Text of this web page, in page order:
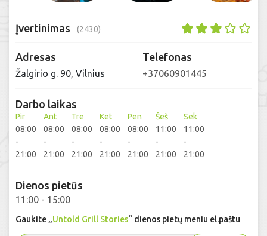
Įvertinimas (2430)
Adresas
Žalgirio g. 90, Vilnius
Telefonas
+37060901445
Darbo laikas
Pir
08:00
-
21:00
Ant
08:00
-
21:00
Tre
08:00
-
21:00
Ket
08:00
-
21:00
Pen
08:00
-
21:00
Šeš
11:00
-
21:00
Sek
11:00
-
21:00
Dienos pietūs
11:00 - 15:00
Gaukite „Untold Grill Stories“ dienos pietų meniu el.paštu